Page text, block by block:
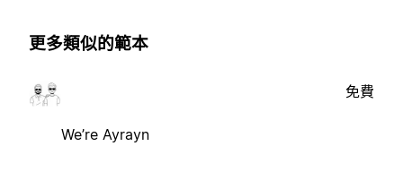
更多類似的範本
We’re Ayrayn
免費